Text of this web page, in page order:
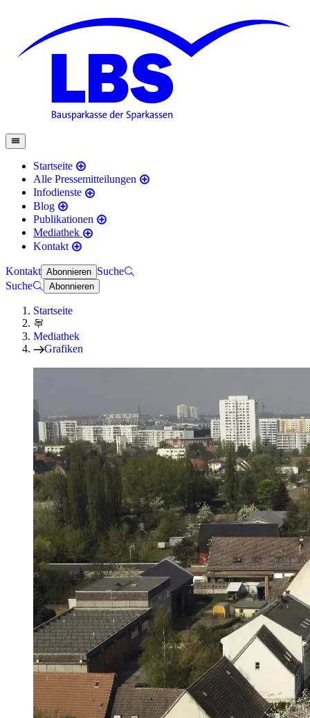
Startseite
Alle Pressemitteilungen
Infodienste
Blog
Publikationen
Mediathek
Kontakt
Kontakt Abonnieren Suche
Suche
Abonnieren
Startseite
Mediathek
Grafiken